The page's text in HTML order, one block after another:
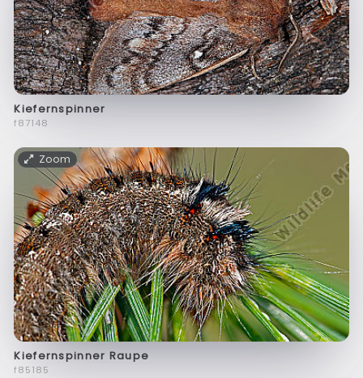
Kiefernspinner
f87148
Zoom
Kiefernspinner Raupe
f85185